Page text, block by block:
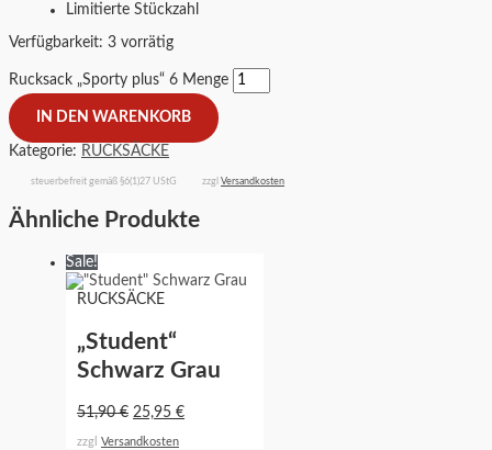
Limitierte Stückzahl
Verfügbarkeit: 3 vorrätig
Rucksack „Sporty plus“ 6 Menge
IN DEN WARENKORB
Kategorie: RUCKSÄCKE
steuerbefreit gemäß §6(1)27 UStG zzgl Versandkosten
Ähnliche Produkte
Sale!
RUCKSÄCKE
„Student“
Schwarz Grau
51,90€ 25,95 €
zzgl Versandkosten